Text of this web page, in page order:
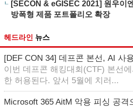
[SECON & eGISEC 2021] 원우이
방폭형 제품 포트폴리오 확장
헤드라인 뉴스
[DEF CON 34] 데프콘 본선, AI 사
이번 데프콘 해킹대회(CTF) 본선
한 허용된다. 앞서 5월에 치러...
Microsoft 365 AitM 악용 피싱 공격